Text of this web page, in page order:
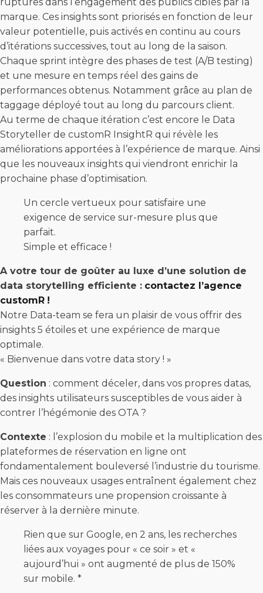
marque. Ces insights sont priorisés en fonction de leur
valeur potentielle, puis activés en continu au cours
d’itérations successives, tout au long de la saison.
Chaque sprint intègre des phases de test (A/B testing)
et une mesure en temps réel des gains de
performances obtenus. Notamment grâce au plan de
taggage déployé tout au long du parcours client.
Au terme de chaque itération c’est encore le Data
Storyteller de customR InsightR qui révèle les
améliorations apportées à l’expérience de marque. Ainsi
que les nouveaux insights qui viendront enrichir la
prochaine phase d’optimisation.
Un cercle vertueux pour satisfaire une
exigence de service sur-mesure plus que
parfait.
Simple et efficace !
A votre tour de goûter au luxe d’une solution de
data storytelling efficiente : contactez l’agence
customR !
Notre Data-team se fera un plaisir de vous offrir des
insights 5 étoiles et une expérience de marque
optimale.
« Bienvenue dans votre data story ! »
Question : comment déceler, dans vos propres datas,
des insights utilisateurs susceptibles de vous aider à
contrer l’hégémonie des OTA ?
Contexte : l’explosion du mobile et la multiplication des
plateformes de réservation en ligne ont
fondamentalement bouleversé l’industrie du tourisme.
Mais ces nouveaux usages entraînent également chez
les consommateurs une propension croissante à
réserver à la dernière minute.
Rien que sur Google, en 2 ans, les recherches
liées aux voyages pour « ce soir » et «
aujourd’hui » ont augmenté de plus de 150%
sur mobile. *